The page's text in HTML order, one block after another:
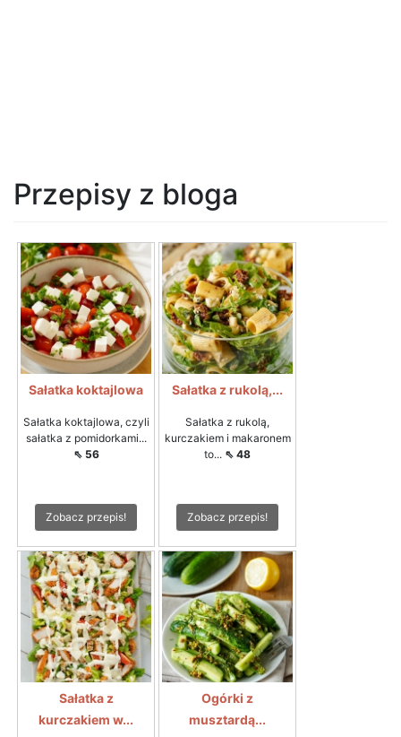
Przepisy z bloga
Sałatka koktajlowa
Sałatka koktajlowa, czyli
sałatka z pomidorkami...
⇖ 56
Zobacz przepis!
Sałatka z rukolą,...
Sałatka z rukolą,
kurczakiem i makaronem
to... ⇖ 48
Zobacz przepis!
Sałatka z
kurczakiem w...
Ogórki z
musztardą...